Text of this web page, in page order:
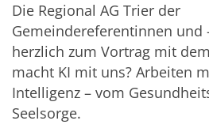
Die Regional AG Trier der
Gemeindereferentinnen und
herzlich zum Vortrag mit
macht KI mit uns? Arbeiten
Intelligenz – vom
Seelsorge.